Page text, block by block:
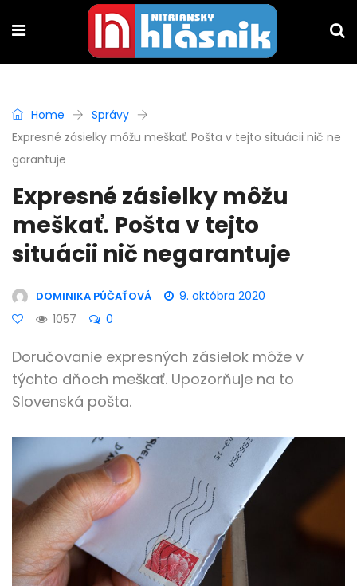
Home
Správy
Expresné zásielky môžu meškať. Pošta v tejto situácii nič ne
garantuje
Expresné zásielky môžu
meškať. Pošta v tejto
situácii nič negarantuje
DOMINIKA PÚČAŤOVÁ
9. októbra 2020
1057
0
Doručovanie expresných zásielok môže v
týchto dňoch meškať. Upozorňuje na to
Slovenská pošta.